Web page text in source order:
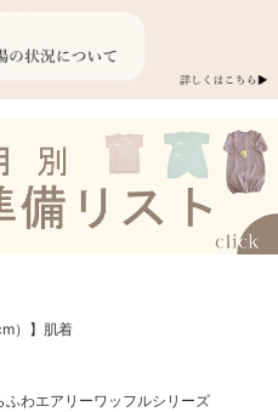
）】肌着
ふわエアリーワッフルシリーズ